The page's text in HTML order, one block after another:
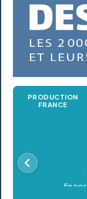
PRODUCTION
FRANCE
En